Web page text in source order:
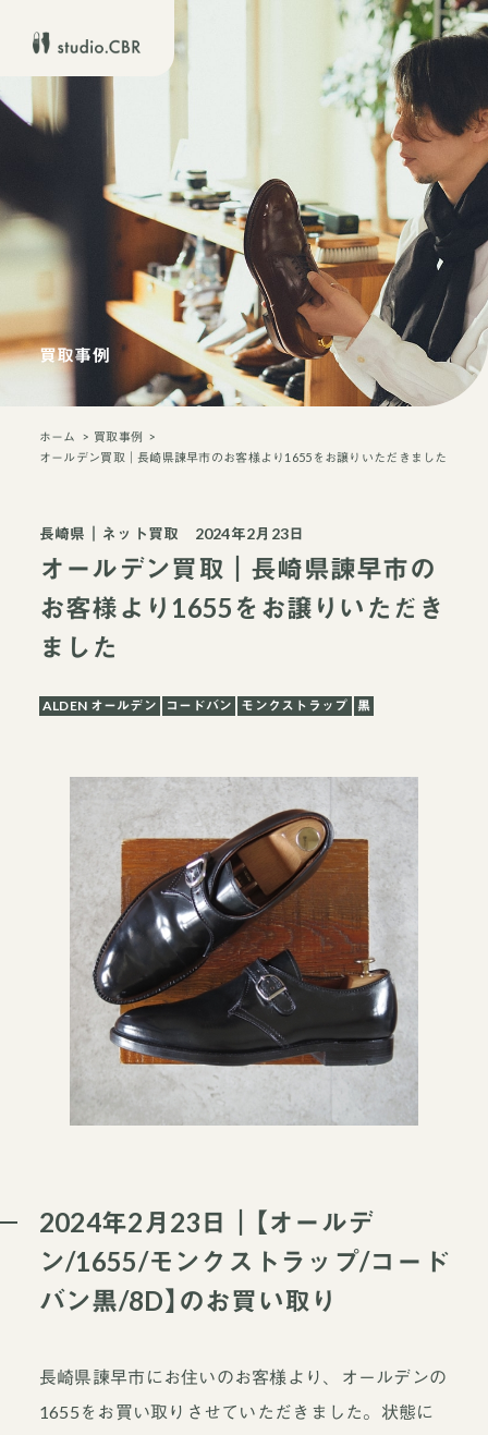
買取事例
ホーム
買取事例
オールデン買取｜長崎県諫早市のお客様より1655をお譲りいただきました
長崎県 ネット買取 2024年2月23日
オールデン買取｜長崎県諫早市の
お客様より1655をお譲りいただき
ました
ALDEN オールデン コードバン モンクストラップ 黒
2024年2月23日｜【オールデ
ン/1655/モンクストラップ/コード
バン黒/8D】のお買い取り
長崎県諫早市にお住いのお客様より、オールデンの
1655をお買い取りさせていただきました。状態に